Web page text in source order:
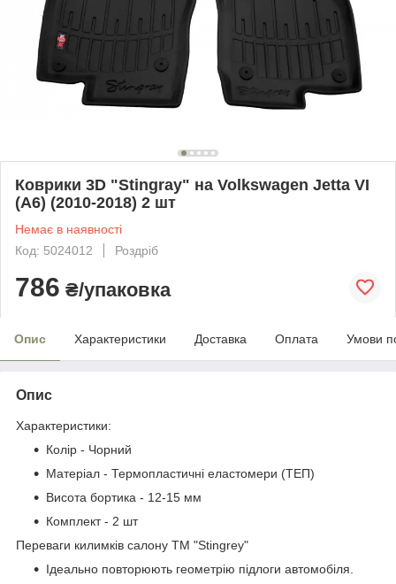
Коврики 3D "Stingray" на Volkswagen Jetta VI
(A6) (2010-2018) 2 шт
Немає в наявності
Код: 5024012
Роздріб
786 ₴/упаковка
Опис Характеристики Доставка Оплата Умови
Опис
Характеристики:
Колір - Чорний
Матеріал - Термопластичні еластомери (ТЕП)
Висота бортика - 12-15 мм
Комплект - 2 шт
Переваги килимків салону ТМ "Stingrey"
Ідеально повторюють геометрію підлоги автомобіля.